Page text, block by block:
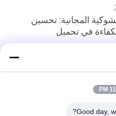
المجانية: تحسين
في تحميل
Good day,